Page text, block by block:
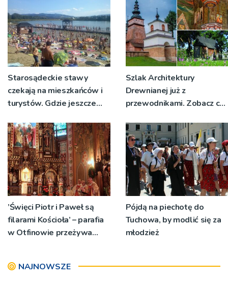
Starosądeckie stawy
czekają na mieszkańców i
turystów. Gdzie jeszcze
na Sądecczyźnie?
Szlak Architektury
Drewnianej już z
przewodnikami. Zobacz co
Małopolsce
’Święci Piotr i Paweł są
filarami Kościoła’ – parafia
w Otfinowie przeżywa
Pójdą na piechotę do
Tuchowa, by modlić się za
młodzież
NAJNOWSZE